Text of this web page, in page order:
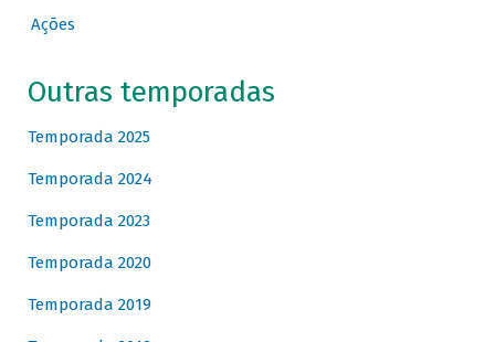
Ações
Outras temporadas
Temporada 2025
Temporada 2024
Temporada 2023
Temporada 2020
Temporada 2019